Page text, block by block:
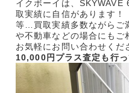
イクボーイは、
取実績に自信があります
等…買取実績多数ながらご
や不動車などの場合にもご
お気軽にお問い合わせくだ
10,000円プラス査定も行っ